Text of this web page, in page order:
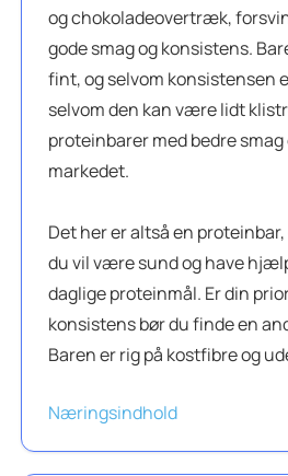
og chokoladeovertræk,
gode smag og konsistens.
fint, og selvom konsistensen
selvom den kan være lidt
proteinbarer med bedre
markedet.
Det her er altså en
du vil være sund og have
daglige proteinmål. Er din
konsistens bør du finde en
Baren er rig på kostfibre og
Næringsindhold